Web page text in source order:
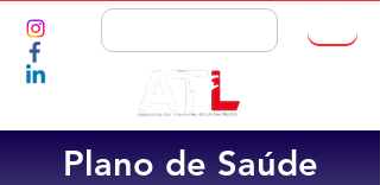
Plano de Saúde